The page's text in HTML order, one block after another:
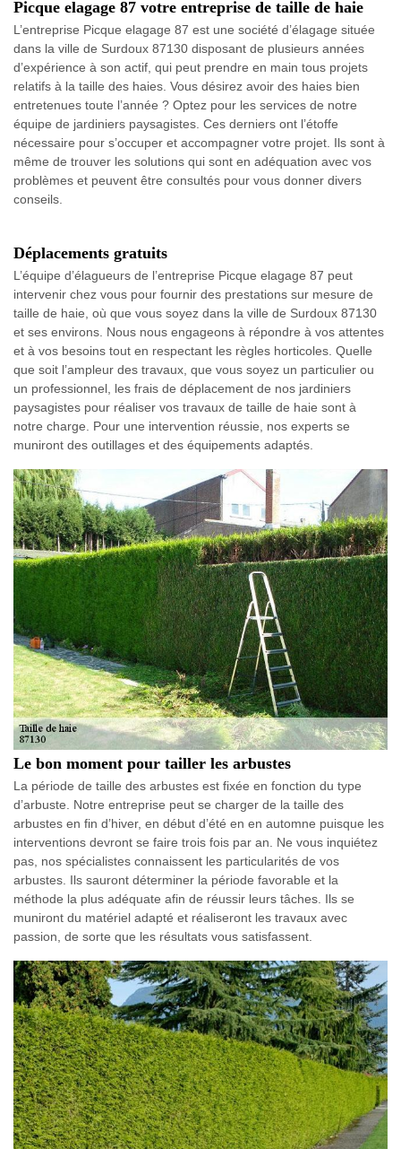
Picque elagage 87 votre entreprise de taille de haie
L’entreprise Picque elagage 87 est une société d’élagage située
dans la ville de Surdoux 87130 disposant de plusieurs années
d’expérience à son actif, qui peut prendre en main tous projets
relatifs à la taille des haies. Vous désirez avoir des haies bien
entretenues toute l’année ? Optez pour les services de notre
équipe de jardiniers paysagistes. Ces derniers ont l’étoffe
nécessaire pour s’occuper et accompagner votre projet. Ils sont à
même de trouver les solutions qui sont en adéquation avec vos
problèmes et peuvent être consultés pour vous donner divers
conseils.
Déplacements gratuits
L’équipe d’élagueurs de l’entreprise Picque elagage 87 peut
intervenir chez vous pour fournir des prestations sur mesure de
taille de haie, où que vous soyez dans la ville de Surdoux 87130
et ses environs. Nous nous engageons à répondre à vos attentes
et à vos besoins tout en respectant les règles horticoles. Quelle
que soit l’ampleur des travaux, que vous soyez un particulier ou
un professionnel, les frais de déplacement de nos jardiniers
paysagistes pour réaliser vos travaux de taille de haie sont à
notre charge. Pour une intervention réussie, nos experts se
muniront des outillages et des équipements adaptés.
Le bon moment pour tailler les arbustes
La période de taille des arbustes est fixée en fonction du type
d’arbuste. Notre entreprise peut se charger de la taille des
arbustes en fin d’hiver, en début d’été en en automne puisque les
interventions devront se faire trois fois par an. Ne vous inquiétez
pas, nos spécialistes connaissent les particularités de vos
arbustes. Ils sauront déterminer la période favorable et la
méthode la plus adéquate afin de réussir leurs tâches. Ils se
muniront du matériel adapté et réaliseront les travaux avec
passion, de sorte que les résultats vous satisfassent.